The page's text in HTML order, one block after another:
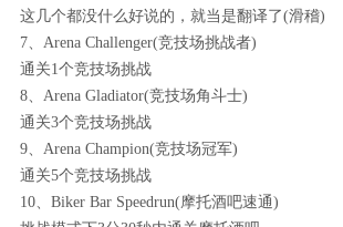
这几个都没什么好说的，就当是翻译了(滑稽)
7、Arena Challenger(竞技场挑战者)
通关1个竞技场挑战
8、Arena Gladiator(竞技场角斗士)
通关3个竞技场挑战
9、Arena Champion(竞技场冠军)
通关5个竞技场挑战
10、Biker Bar Speedrun(摩托酒吧速通)